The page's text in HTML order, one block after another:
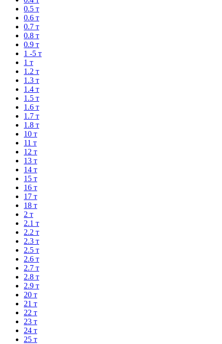
0.5 т
0.6 т
0.7 т
0.8 т
0.9 т
1 -5 т
1 т
1.2 т
1.3 т
1.4 т
1.5 т
1.6 т
1.7 т
1.8 т
10 т
11 т
12 т
13 т
14 т
15 т
16 т
17 т
18 т
2 т
2.1 т
2.2 т
2.3 т
2.5 т
2.6 т
2.7 т
2.8 т
2.9 т
20 т
21 т
22 т
23 т
24 т
25 т